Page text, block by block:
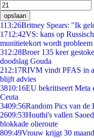
opslaan
113:26Britney Spears: "Ik
1712:42VS: kans op
munitietekort wordt probleem
312:28Broer 135 keer
doodslag Gouda
212:17RIVM vindt PFAS in
blijft advies
3810:16EU bekritiseert Meta
Ceuta
3409:56Random Pics van de
2609:53Houthi's vallen
blokkade olieroute
809:49Vrouw krijgt 30